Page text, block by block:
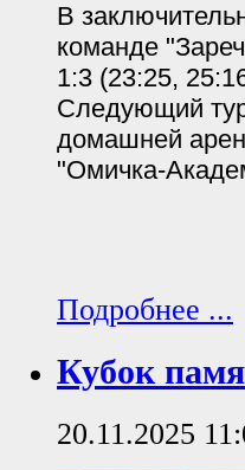
В
команде
1:3 (23:25,
Следующий
домашней
"Омичка-
Подробнее ...
Кубок
20.11.2025